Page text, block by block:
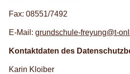
Fax: 08551/7492
E-Mail: grundschule-freyung@t-
Kontaktdaten des
Karin Kloiber